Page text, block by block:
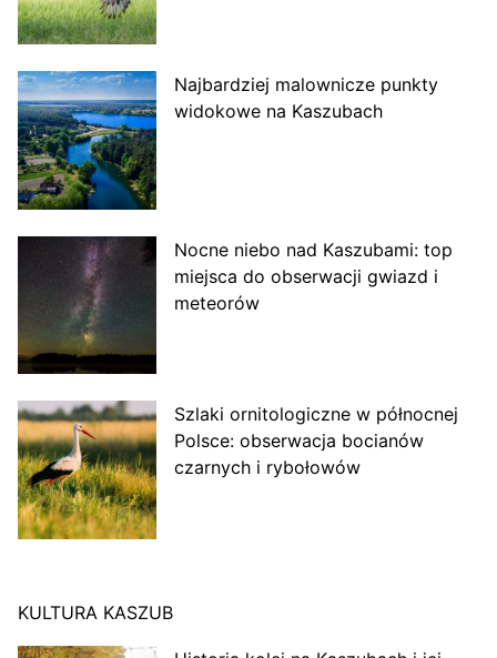
Najbardziej malownicze punkty
widokowe na Kaszubach
Nocne niebo nad Kaszubami: top
miejsca do obserwacji gwiazd i
meteorów
Szlaki ornitologiczne w północnej
Polsce: obserwacja bocianów
czarnych i rybołowów
KULTURA KASZUB